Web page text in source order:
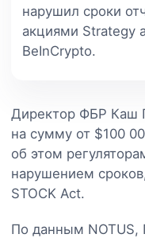
нарушил сроки
акциями Strategy
BeInCrypto.
Директор ФБР Каш
на сумму от $100
об этом
нарушением
STOCK Act.
По данным NOTUS,